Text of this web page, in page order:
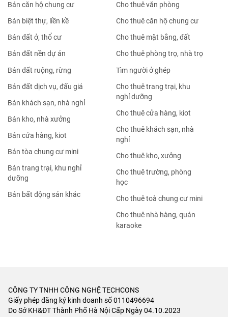
Bán căn hộ chung cư
Bán biệt thự, liền kề
Bán đất ở, thổ cư
Bán đất nền dự án
Bán đất ruộng, rừng
Bán đất dịch vụ, đấu giá
Bán khách sạn, nhà nghỉ
Bán kho, nhà xưởng
Bán cửa hàng, kiot
Bán tòa chung cư mini
Bán trang trại, khu nghỉ
dưỡng
Bán bất động sản khác
Cho thuê văn phòng
Cho thuê căn hộ chung cư
Cho thuê mặt bằng, đất
Cho thuê phòng trọ, nhà trọ
Tìm người ở ghép
Cho thuê trang trại, khu
nghỉ dưỡng
Cho thuê cửa hàng, kiot
Cho thuê khách sạn, nhà
nghỉ
Cho thuê kho, xưởng
Cho thuê trường, phòng
học
Cho thuê toà chung cư mini
Cho thuê nhà hàng, quán
karaoke
CÔNG TY TNHH CÔNG NGHỆ TECHCONS
Giấy phép đăng ký kinh doanh số 0110496694
Do Sở KH&ĐT Thành Phố Hà Nội Cấp Ngày 04.10.2023